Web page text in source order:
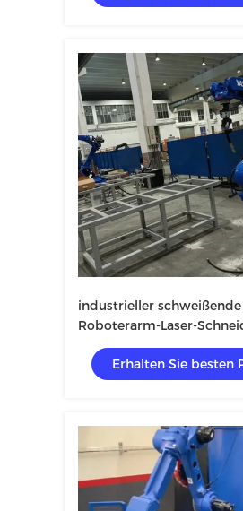
industrieller
Roboterarm-Laser-
2000W 4000W
Erhalten Sie besten